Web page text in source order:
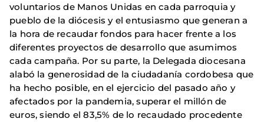
voluntarios de Manos Unidas en cada parroquia y
pueblo de la diócesis y el entusiasmo que generan a
la hora de recaudar fondos para hacer frente a los
diferentes proyectos de desarrollo que asumimos
cada campaña. Por su parte, la Delegada diocesana
alabó la generosidad de la ciudadanía cordobesa que
ha hecho posible, en el ejercicio del pasado año y
afectados por la pandemia, superar el millón de
euros, siendo el 83,5% de lo recaudado procedente